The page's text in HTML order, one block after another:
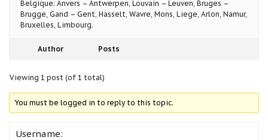
Belgique: Anvers – Antwerpen, Louvain – Leuven, Bruges –
Brugge, Gand – Gent, Hasselt, Wavre, Mons, Liege, Arlon, Namur,
Bruxelles, Limbourg.
Author Posts
Viewing 1 post (of 1 total)
You must be logged in to reply to this topic.
Username: